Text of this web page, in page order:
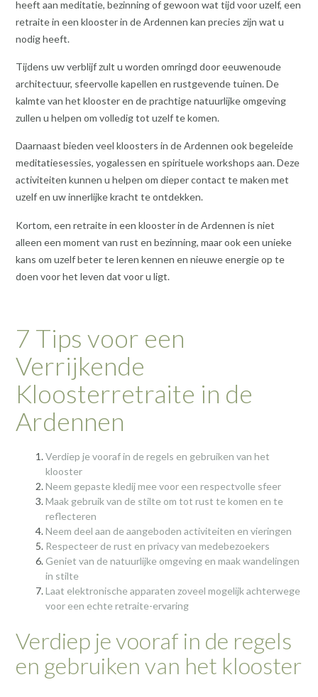
heeft aan meditatie, bezinning of gewoon wat tijd voor uzelf, een
retraite in een klooster in de Ardennen kan precies zijn wat u
nodig heeft.
Tijdens uw verblijf zult u worden omringd door eeuwenoude
architectuur, sfeervolle kapellen en rustgevende tuinen. De
kalmte van het klooster en de prachtige natuurlijke omgeving
zullen u helpen om volledig tot uzelf te komen.
Daarnaast bieden veel kloosters in de Ardennen ook begeleide
meditatiesessies, yogalessen en spirituele workshops aan. Deze
activiteiten kunnen u helpen om dieper contact te maken met
uzelf en uw innerlijke kracht te ontdekken.
Kortom, een retraite in een klooster in de Ardennen is niet
alleen een moment van rust en bezinning, maar ook een unieke
kans om uzelf beter te leren kennen en nieuwe energie op te
doen voor het leven dat voor u ligt.
7 Tips voor een
Verrijkende
Kloosterretraite in de
Ardennen
Verdiep je vooraf in de regels en gebruiken van het
klooster
Neem gepaste kledij mee voor een respectvolle sfeer
Maak gebruik van de stilte om tot rust te komen en te
reflecteren
Neem deel aan de aangeboden activiteiten en vieringen
Respecteer de rust en privacy van medebezoekers
Geniet van de natuurlijke omgeving en maak wandelingen
in stilte
Laat elektronische apparaten zoveel mogelijk achterwege
voor een echte retraite-ervaring
Verdiep je vooraf in de regels
en gebruiken van het klooster